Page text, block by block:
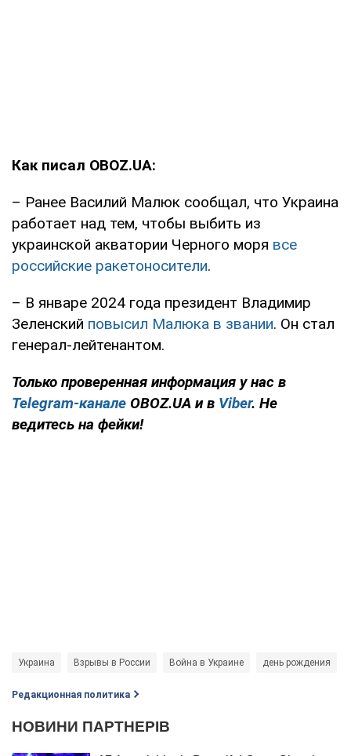
Как писал OBOZ.UA:
– Ранее Василий Малюк сообщал, что Украина
работает над тем, чтобы выбить из
украинской акватории Черного моря все
российские ракетоносители.
– В январе 2024 года президент Владимир
Зеленский повысил Малюка в звании. Он стал
генерал-лейтенантом.
Только проверенная информация у нас в
Telegram-канале OBOZ.UA и в Viber. Не
ведитесь на фейки!
Украина Взрывы в России Война в Украине день рождения
Редакционная политика